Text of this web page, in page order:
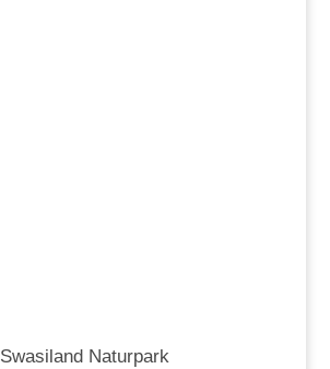
Swasiland Naturpark